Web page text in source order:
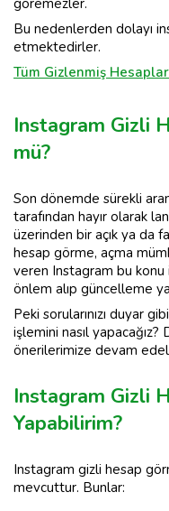
Bu nedenlerden dolayı
etmektedirler.
Tüm Gizlenmiş
Instagram Gizli
mü?
Son dönemde sürekli
tarafından hayır olarak
üzerinden bir açık ya da
hesap görme, açma
veren Instagram bu konu
önlem alıp güncelleme
Peki sorularınızı duyar
işlemini nasıl
önerilerimize devam
Instagram Gizli
Yapabilirim?
Instagram gizli hesap
mevcuttur. Bunlar: